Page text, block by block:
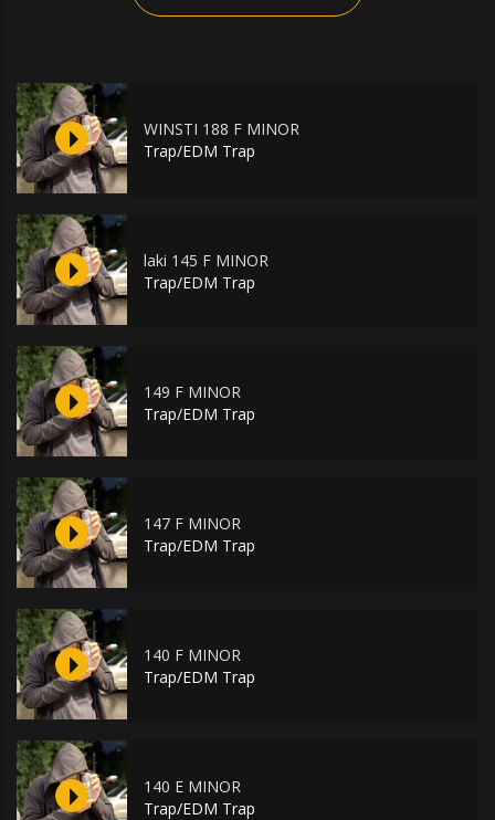
WINSTI 188 F MINOR
Trap/EDM Trap
laki 145 F MINOR
Trap/EDM Trap
149 F MINOR
Trap/EDM Trap
147 F MINOR
Trap/EDM Trap
140 F MINOR
Trap/EDM Trap
140 E MINOR
Trap/EDM Trap